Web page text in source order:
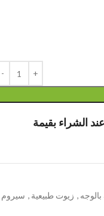
بالوجه , زيوت طبيعية , سيروم